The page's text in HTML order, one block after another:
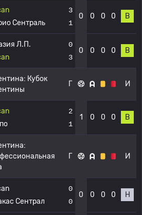
Сентраль
3
1
0 0 0 0 В
Л.П.
0
3
0 0 0 0 В
Кубок
Г И
2
1
1 0 0 0 В
Г И
Сентрал
0
0
0 0 0 0 Н